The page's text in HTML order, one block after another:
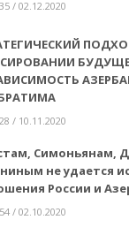
/ 02.12.2020
/ 10.11.2020
Симоньянам,
не удается
России и
/ 02.10.2020